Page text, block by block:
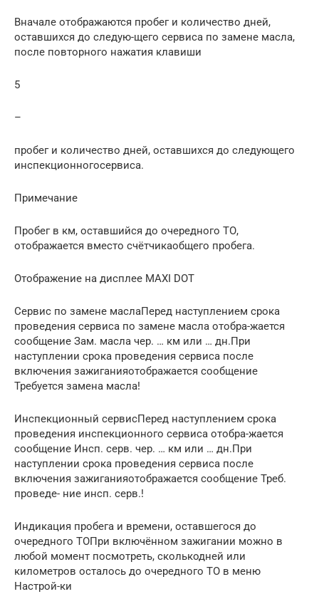
Вначале отображаются пробег и количество дней,
оставшихся до следую-щего сервиса по замене масла,
после повторного нажатия клавиши
5
–
пробег и количество дней, оставшихся до следующего
инспекционногосервиса.
Примечание
Пробег в км, оставшийся до очередного ТО,
отображается вместо счётчикаобщего пробега.
Отображение на дисплее MAXI DOT
Сервис по замене маслаПеред наступлением срока
проведения сервиса по замене масла отобра-жается
сообщение Зам. масла чер. … км или … дн.При
наступлении срока проведения сервиса после
включения зажиганияотображается сообщение
Требуется замена масла!
Инспекционный сервисПеред наступлением срока
проведения инспекционного сервиса отобра-жается
сообщение Инсп. серв. чер. … км или … дн.При
наступлении срока проведения сервиса после
включения зажиганияотображается сообщение Треб.
проведе- ние инсп. серв.!
Индикация пробега и времени, оставшегося до
очередного ТОПри включённом зажигании можно в
любой момент посмотреть, сколькодней или
километров осталось до очередного ТО в меню
Настрой-ки